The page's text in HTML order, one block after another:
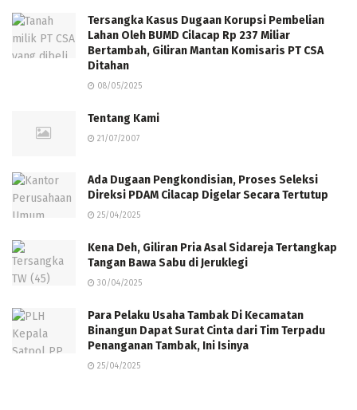
Tersangka Kasus Dugaan Korupsi Pembelian
Lahan Oleh BUMD Cilacap Rp 237 Miliar
Bertambah, Giliran Mantan Komisaris PT CSA
Ditahan
08/05/2025
Tentang Kami
21/07/2007
Ada Dugaan Pengkondisian, Proses Seleksi
Direksi PDAM Cilacap Digelar Secara Tertutup
25/04/2025
Kena Deh, Giliran Pria Asal Sidareja Tertangkap
Tangan Bawa Sabu di Jeruklegi
30/04/2025
Para Pelaku Usaha Tambak Di Kecamatan
Binangun Dapat Surat Cinta dari Tim Terpadu
Penanganan Tambak, Ini Isinya
25/04/2025